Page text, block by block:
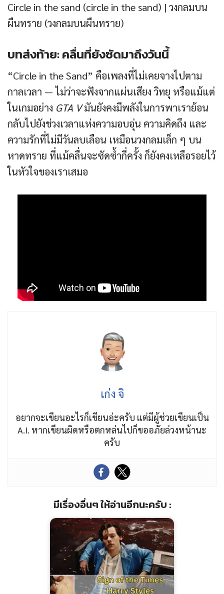
Circle in the sand (circle in the sand) | วงกลมบน
ผืนทราย (วงกลมบนผืนทราย)
บทส่งท้าย: คลื่นที่ยังซัดมาถึงวันนี้
“Circle in the Sand” คือเพลงที่ไม่เคยจางไปตาม
กาลเวลา — ไม่ว่าจะฟังจากแผ่นเสียง วิทยุ หรือแม้แต่
ในเกมอย่าง GTA Vมันยังคงมีพลังในการพาเราย้อน
กลับไปยังช่วงเวลาแห่งความอบอุ่น ความคิดถึง และ
ความรักที่ไม่มีวันลบเลือน เหมือนวงกลมเล็ก ๆ บน
หาดทราย ที่แม้คลื่นจะซัดซ้ำกี่ครั้ง ก็ยังคงเหลือรอยไว้
ในหัวใจของเราเสมอ
เก่ง จิ
อยากจะเขียนอะไรก็เขียนอ่ะครับ แต่มีผู้ช่วยเขียนเป็น
A.I. หากเขียนผิดหรือตกหล่นไปก็ขออภัยล่วงหน้านะ
ครับ
มีเรื่องอื่นๆ ให้อ่านอีกนะครับ :